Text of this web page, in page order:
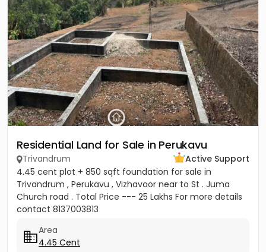
Residential Land for Sale in Perukavu
Trivandrum
Active Support
4.45 cent plot + 850 sqft foundation for sale in
Trivandrum , Perukavu , Vizhavoor near to St . Juma
Church road . Total Price --- 25 Lakhs For more details
contact 8137003813
Area
4.45 Cent